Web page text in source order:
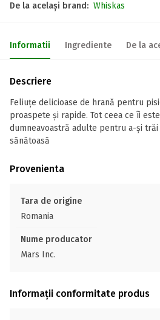
De la același brand: Whiskas
Informatii Ingrediente De la
Descriere
Feliuțe delicioase de hrană pentru
proaspete și rapide. Tot ceea ce îi
dumneavoastră adulte pentru a-și
sănătoasă
Provenienta
Tara de origine
Romania
Nume producator
Mars Inc.
Informații conformitate produs